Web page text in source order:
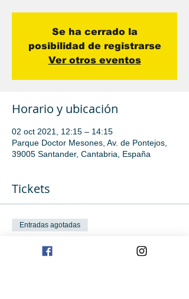
Se ha cerrado la
posibilidad de registrarse
Ver otros eventos
Horario y ubicación
02 oct 2021, 12:15 – 14:15
Parque Doctor Mesones, Av. de Pontejos,
39005 Santander, Cantabria, España
Tickets
Entradas agotadas
Tipo de entrada
Iniciación